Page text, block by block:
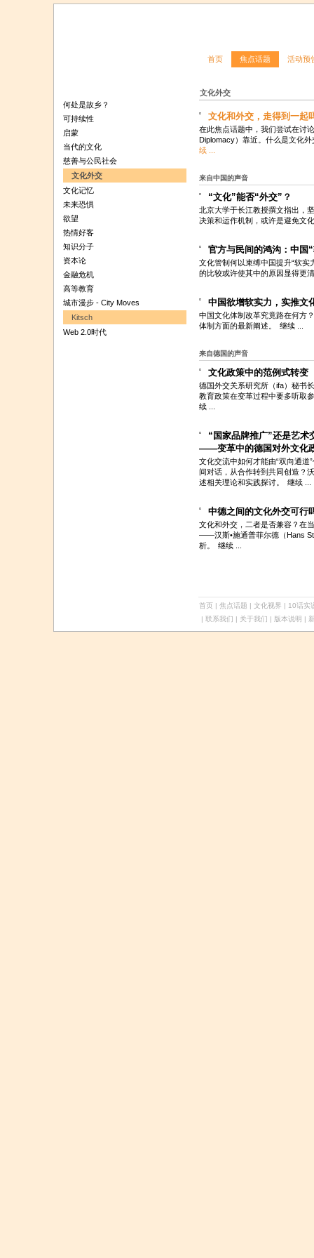
首页 焦点话题 活动预
文化外交
何处是故乡？
可持续性
启蒙
当代的文化
慈善与公民社会
文化外交
文化记忆
未来恐惧
欲望
热情好客
知识分子
资本论
金融危机
高等教育
城市漫步 - City Moves
Kitsch
Web 2.0时代
文化和外交，走得到一起
在此焦点话题中，我们尝试在讨
Diplomacy）靠近。什么是文化
续 ...
来自中国的声音
“文化”能否“外交”？
北京大学于长江教授撰文指出，
决策和运作机制，或许是避免文
官方与民间的鸿沟：中国
文化管制何以束缚中国提升“软实
的比较或许使其中的原因显得更
中国欲增软实力，实推文
中国文化体制改革究竟路在何方
体制方面的最新阐述。
继续 ...
来自德国的声音
文化政策中的范例式转变
德国外交关系研究所（ifa）秘书
教育政策在变革过程中要多听取
续 ...
“国家品牌推广”还是艺术
——变革中的德国对外文化
文化交流中如何才能由“双向通道
间对话，从合作转到共同创造？
述相关理论和实践探讨。
继续 ...
中德之间的文化外交可行
文化和外交，二者是否兼容？在
——汉斯•施通普菲尔德（Hans
析。
继续 ...
首页 | 焦点话题 | 文化视界 | 10话实
| 联系我们 | 关于我们 | 版本说明 |